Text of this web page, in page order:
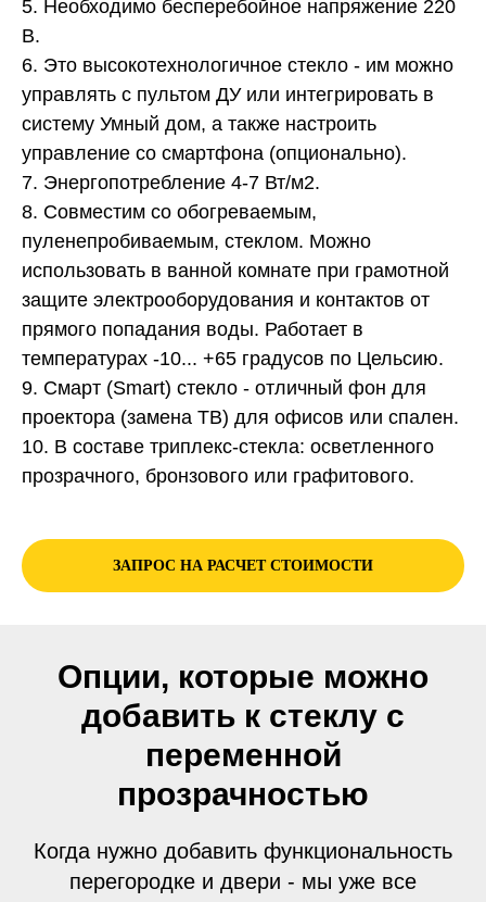
5. Необходимо бесперебойное напряжение 220
В.
6. Это высокотехнологичное стекло - им можно
управлять с пультом ДУ или интегрировать в
систему Умный дом, а также настроить
управление со смартфона (опционально).
7. Энергопотребление 4-7 Вт/м2.
8. Совместим со обогреваемым,
пуленепробиваемым, стеклом. Можно
использовать в ванной комнате при грамотной
защите электрооборудования и контактов от
прямого попадания воды. Работает в
температурах -10... +65 градусов по Цельсию.
9. Смарт (Smart) стекло - отличный фон для
проектора (замена ТВ) для офисов или спален.
10. В составе триплекс-стекла: осветленного
прозрачного, бронзового или графитового.
ЗАПРОС НА РАСЧЕТ СТОИМОСТИ
Опции, которые можно
добавить к стеклу с
переменной
прозрачностью
Когда нужно добавить функциональность
перегородке и двери - мы уже все